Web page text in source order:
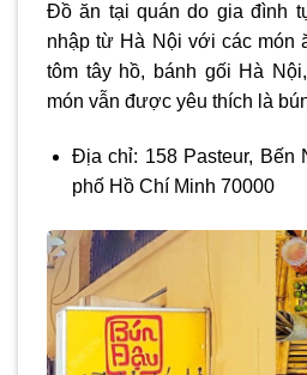
Đồ ăn tại quán do gia đình
nhập từ Hà Nội với các món
tôm tây hồ, bánh gối Hà
món vẫn được yêu thích là
Địa chỉ: 158 Pasteur, Bến
phố Hồ Chí Minh 70000